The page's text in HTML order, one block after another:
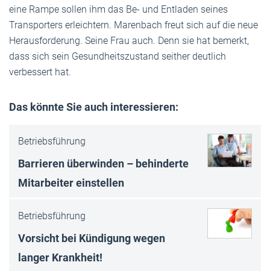
eine Rampe sollen ihm das Be- und Entladen seines
Transporters erleichtern. Marenbach freut sich auf die neue
Herausforderung. Seine Frau auch. Denn sie hat bemerkt,
dass sich sein Gesundheitszustand seither deutlich
verbessert hat.
Das könnte Sie auch interessieren:
Betriebsführung
Barrieren überwinden – behinderte
Mitarbeiter einstellen
Betriebsführung
Vorsicht bei Kündigung wegen
langer Krankheit!